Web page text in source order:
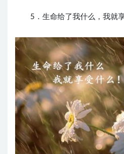
5．生命给了我什么，我就享